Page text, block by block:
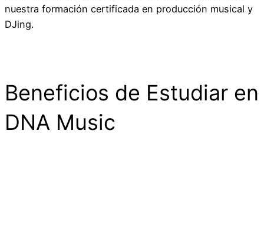
nuestra formación certificada en producción musical y
DJing.
Beneficios de Estudiar en
DNA Music